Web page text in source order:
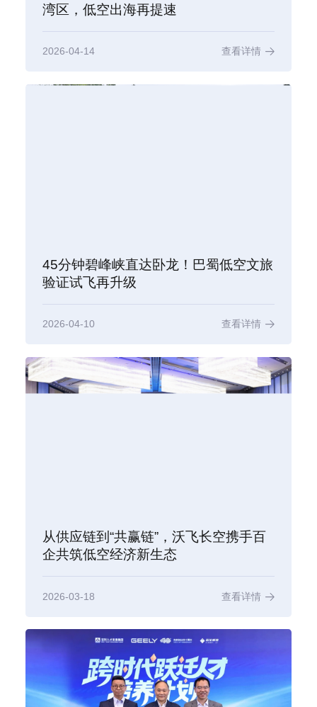
湾区，低空出海再提速
2026-04-14 查看详情
45分钟碧峰峡直达卧龙！巴蜀低空文旅
验证试飞再升级
2026-04-10 查看详情
从供应链到“共赢链”，沃飞长空携手百
企共筑低空经济新生态
2026-03-18 查看详情